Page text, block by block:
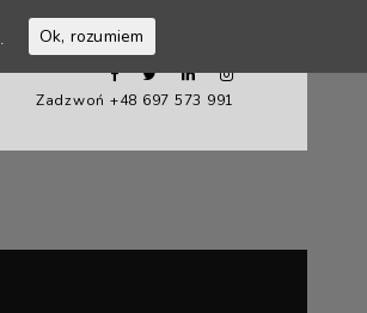
Zadzwoń +48 697 573 991
Ok, rozumiem